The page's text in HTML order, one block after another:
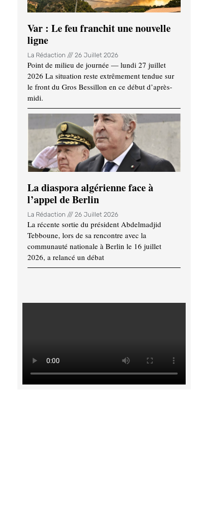
Var : Le feu franchit une nouvelle
ligne
La Rédaction 26 Juillet 2026
Point de milieu de journée — lundi 27 juillet
2026 La situation reste extrêmement tendue sur
le front du Gros Bessillon en ce début d’après-
midi.
La diaspora algérienne face à
l’appel de Berlin
La Rédaction 26 Juillet 2026
La récente sortie du président Abdelmadjid
Tebboune, lors de sa rencontre avec la
communauté nationale à Berlin le 16 juillet
2026, a relancé un débat